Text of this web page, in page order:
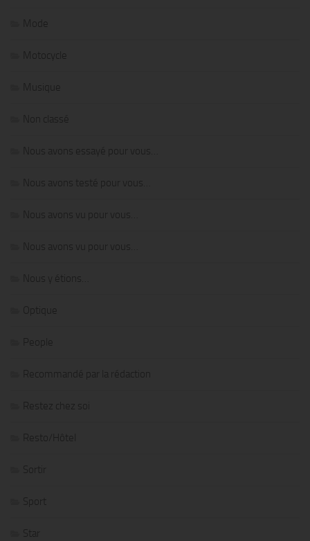
Mode
Motocycle
Musique
Non classé
Nous avons essayé pour vous…
Nous avons testé pour vous…
Nous avons vu pour vous…
Nous avons vu pour vous…
Nous y étions…
Optique
People
Recommandé par la rédaction
Restez chez soi
Resto/Hôtel
Sortir
Sport
Star